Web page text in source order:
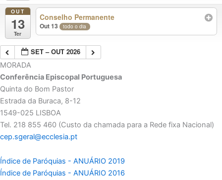
OUT
13
Ter
Conselho Permanente
Out 13 todo o dia
SET – OUT 2026
MORADA
Conferência Episcopal Portuguesa
Quinta do Bom Pastor
Estrada da Buraca, 8-12
1549-025 LISBOA
Tel. 218 855 460 (Custo da chamada para a Rede fixa Nacional)
cep.sgeral@ecclesia.pt
Índice de Paróquias - ANUÁRIO 2019
Índice de Paróquias - ANUÁRIO 2016